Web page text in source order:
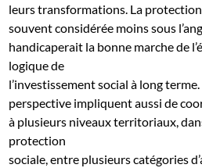
leurs transformations. La
souvent considérée moins sous
handicaperait la bonne marche de
logique de
l’investissement social à long
perspective impliquent aussi de
à plusieurs niveaux territoriaux,
protection
sociale, entre plusieurs catégories